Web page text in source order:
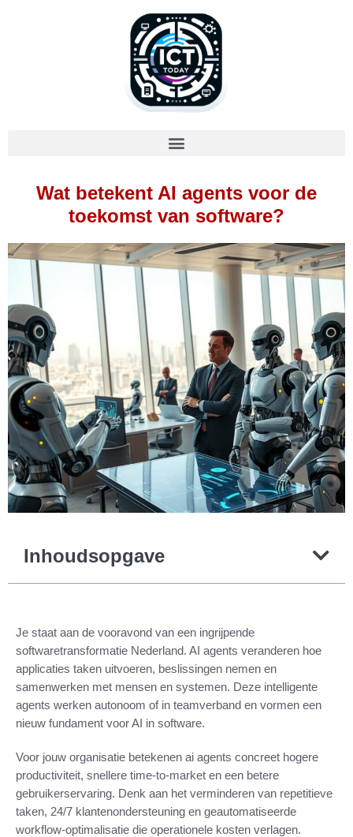
Wat betekent AI agents voor de
toekomst van software?
Inhoudsopgave
Je staat aan de vooravond van een ingrijpende
softwaretransformatie Nederland. AI agents veranderen hoe
applicaties taken uitvoeren, beslissingen nemen en
samenwerken met mensen en systemen. Deze intelligente
agents werken autonoom of in teamverband en vormen een
nieuw fundament voor AI in software.
Voor jouw organisatie betekenen ai agents concreet hogere
productiviteit, snellere time-to-market en een betere
gebruikerservaring. Denk aan het verminderen van repetitieve
taken, 24/7 klantenondersteuning en geautomatiseerde
workflow-optimalisatie die operationele kosten verlagen.